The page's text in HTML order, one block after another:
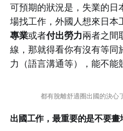
可預期的狀況是，失業的日
場找工作，外國人想來日本
專業或者付出勞力兩者之間
線，那就得看你有沒有等同
力（語言溝通等），能不能
都有脫離舒適圈出國的決心
出國工作，最重要的是不要畫